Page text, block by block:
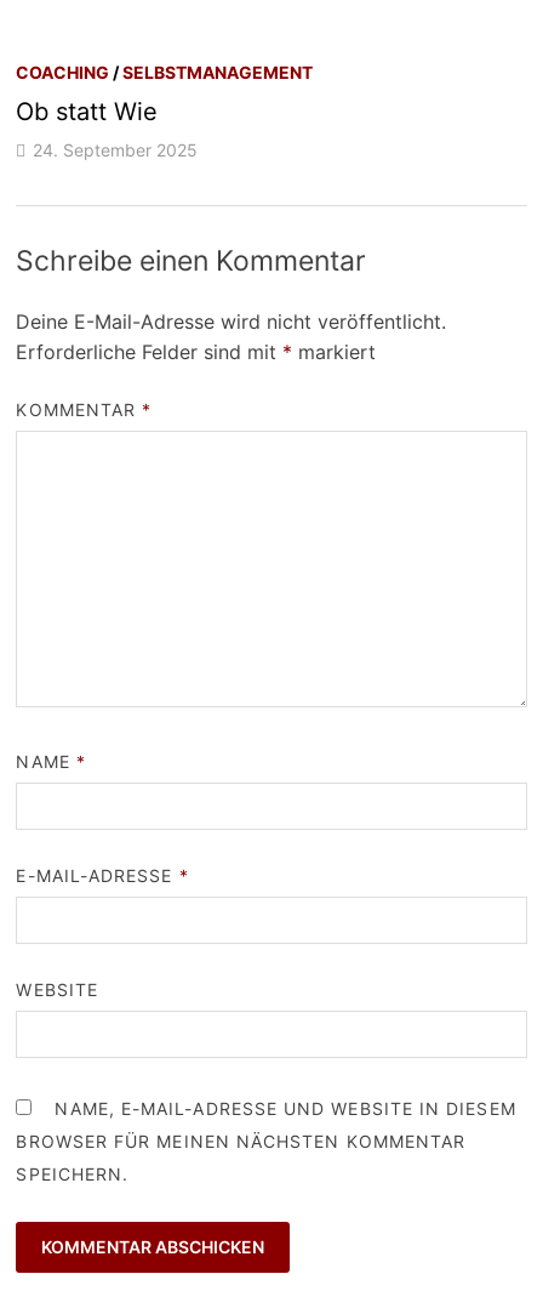
COACHING /SELBSTMANAGEMENT
Ob statt Wie
24. September 2025
Schreibe einen Kommentar
Deine E-Mail-Adresse wird nicht veröffentlicht.
Erforderliche Felder sind mit * markiert
KOMMENTAR *
NAME *
E-MAIL-ADRESSE *
WEBSITE
NAME, E-MAIL-ADRESSE UND WEBSITE IN DIESEM
BROWSER FÜR MEINEN NÄCHSTEN KOMMENTAR
SPEICHERN.